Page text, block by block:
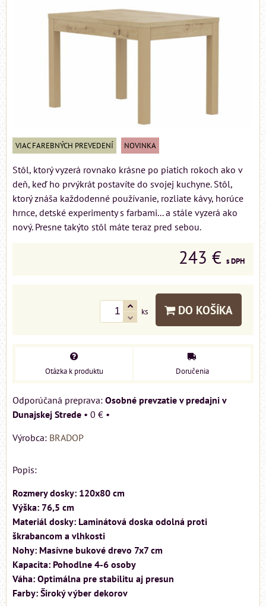
VIAC FAREBNÝCH PREVEDENÍ NOVINKA
Stôl, ktorý vyzerá rovnako krásne po piatich rokoch ako v
deň, keď ho prvýkrát postavíte do svojej kuchyne. Stôl,
ktorý znáša každodenné používanie, rozliate kávy, horúce
hrnce, detské experimenty s farbami... a stále vyzerá ako
nový. Presne takýto stôl máte teraz pred sebou.
243 € s DPH
ks DO KOŠÍKA
Otázka k produktu Doručenia
Osobné prevzatie v predajni v
Dunajskej Strede • 0 € •
Výrobca: BRADOP
Popis:
Rozmery dosky: 120x80 cm
Výška: 76,5 cm
Materiál dosky: Laminátová doska odolná proti
škrabancom a vlhkosti
Nohy: Masívne bukové drevo 7x7 cm
Kapacita: Pohodlne 4-6 osoby
Váha: Optimálna pre stabilitu aj presun
Farby: Široký výber dekorov